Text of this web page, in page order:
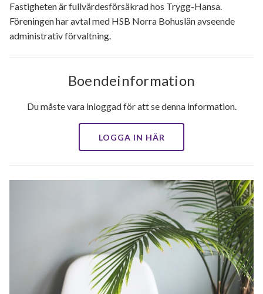
Fastigheten är fullvärdesförsäkrad hos Trygg-Hansa.
Föreningen har avtal med HSB Norra Bohuslän avseende
administrativ förvaltning.
Boendeinformation
Du måste vara inloggad för att se denna information.
LOGGA IN HÄR